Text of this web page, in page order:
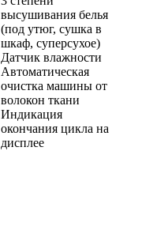
высушивания белья
(под утюг, сушка в
шкаф, суперсухое)
Датчик влажности
Автоматическая
очистка машины от
волокон ткани
Индикация
окончания цикла на
дисплее